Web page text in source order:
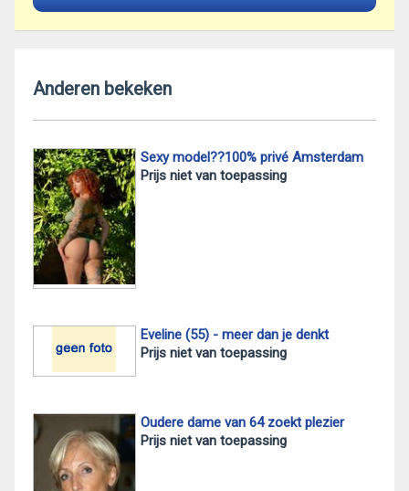
Anderen bekeken
Sexy model??100% privé Amsterdam
Prijs niet van toepassing
Eveline (55) - meer dan je denkt
Prijs niet van toepassing
Oudere dame van 64 zoekt plezier
Prijs niet van toepassing